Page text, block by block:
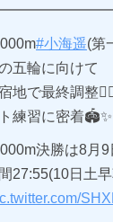
#小海遥(第
五輪に向けて
地で最終調整
練習に密着🏟️✨
決勝は8月9
27:55(10日土